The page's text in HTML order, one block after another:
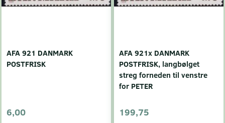
AFA 921 DANMARK
POSTFRISK
6,00
AFA 921x DANMARK
POSTFRISK, langbølget
streg forneden til venstre
for PETER
199,75